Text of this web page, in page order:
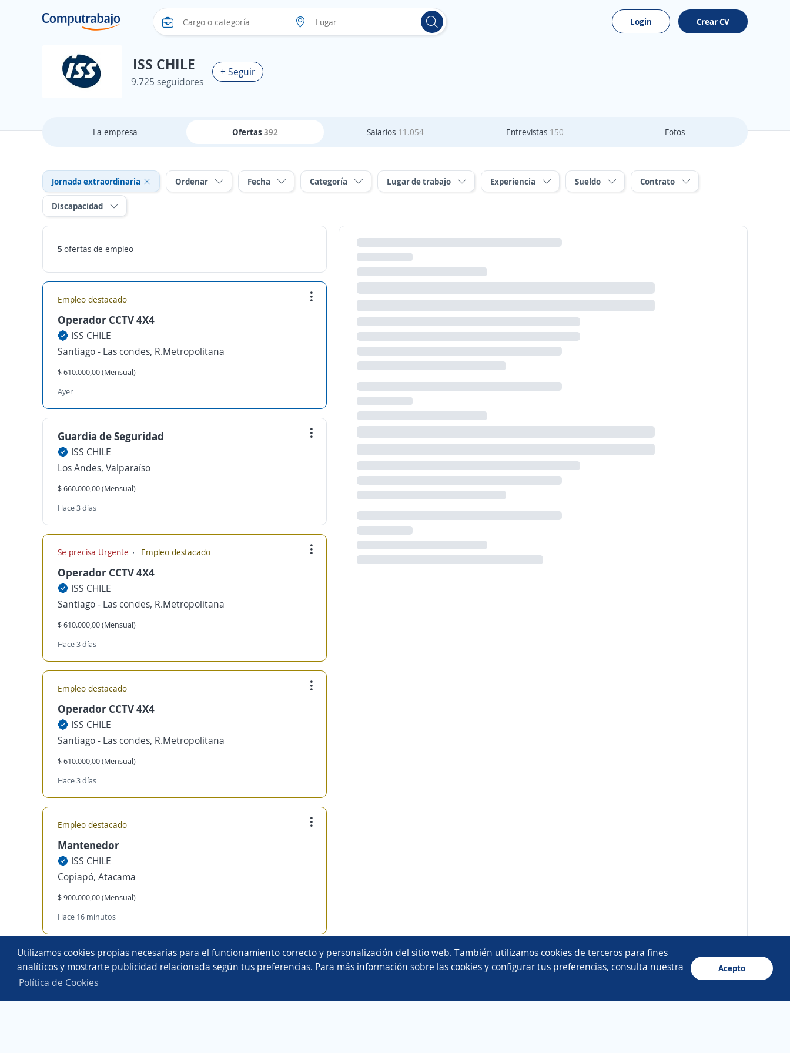
Utilizamos cookies propias necesarias para el funcionamiento correcto y personalización del sitio web. También utilizamos cookies de terceros para fines
analíticos y mostrarte publicidad relacionada según tus preferencias. Para más información sobre las cookies y configurar tus preferencias, consulta nuestra
Política de Cookies
Acepto
Login Crear CV
ISS CHILE
9.725 seguidores
+ Seguir
La empresa Ofertas 392 Salarios 11.054 Entrevistas 150 Fotos
Jornada extraordinaria Ordenar Fecha Categoría Lugar de trabajo Experiencia Sueldo Contrato
Discapacidad
5 ofertas de empleo
Empleo destacado
Operador CCTV 4X4
ISS CHILE
Santiago - Las condes, R.Metropolitana
$ 610.000,00 (Mensual)
Ayer
Guardia de Seguridad
ISS CHILE
Los Andes, Valparaíso
$ 660.000,00 (Mensual)
Hace 3 días
Se precisa Urgente Empleo destacado
Operador CCTV 4X4
ISS CHILE
Santiago - Las condes, R.Metropolitana
$ 610.000,00 (Mensual)
Hace 3 días
Empleo destacado
Operador CCTV 4X4
ISS CHILE
Santiago - Las condes, R.Metropolitana
$ 610.000,00 (Mensual)
Hace 3 días
Empleo destacado
Mantenedor
ISS CHILE
Copiapó, Atacama
$ 900.000,00 (Mensual)
Hace 16 minutos
Copyright 2014 - 2026 DGNET LTD.
Aviso legal/privacidad